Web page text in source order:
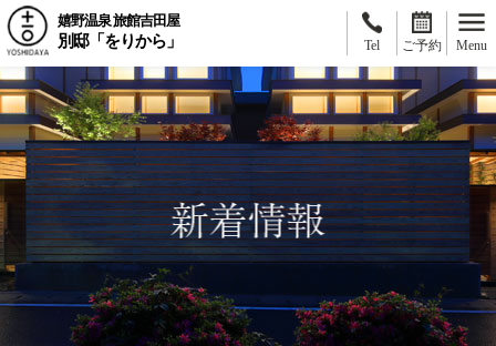
嬉野温泉 旅館吉田屋
別邸「をりから」 Tel ご予約 Menu